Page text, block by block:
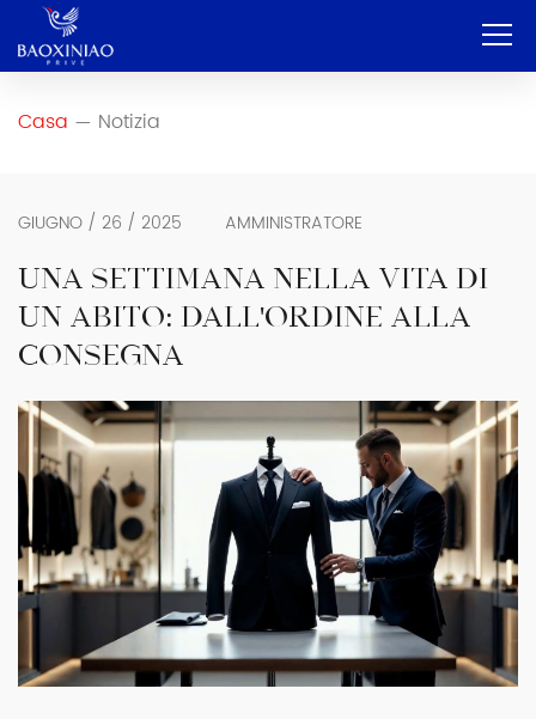
Casa — Notizia
GIUGNO / 26 / 2025 AMMINISTRATORE
UNA SETTIMANA NELLA VITA DI
UN ABITO: DALL'ORDINE ALLA
CONSEGNA
OEM e ODM
Servizio
Prodotto
Blog
Italiano